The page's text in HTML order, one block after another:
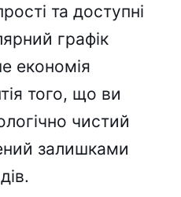
та доступні
графік
економія
того, що ви
чистий
залишками